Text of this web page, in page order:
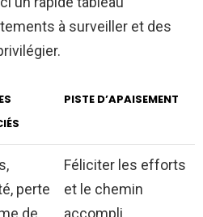
à surveiller et des
PISTE D’APAISEMENT
perte
de
Féliciter les efforts
et le chemin
accompli